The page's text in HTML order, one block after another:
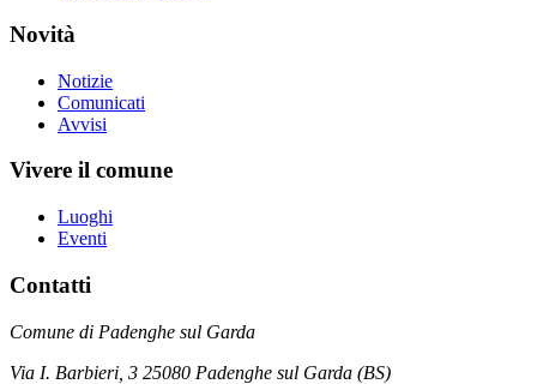
Novità
Notizie
Comunicati
Avvisi
Vivere il comune
Luoghi
Eventi
Contatti
Comune di Padenghe sul Garda
Via I. Barbieri, 3 25080 Padenghe sul Garda (BS)